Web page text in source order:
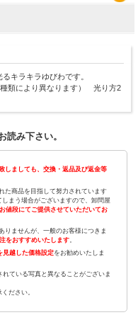
キラキラゆびわです。
類により異なります） 光り方2
み下さい。
しましても、交換・返品及び返金等
た商品を目指して努力されています
まう場合がございますので、卸問屋
値段にてご提供させていただいてお
りませんが、一般のお客様につきま
をおすすめいたします。
見越した価格設定をお勧めいたしま
ている写真と異なることがございま
ださい。